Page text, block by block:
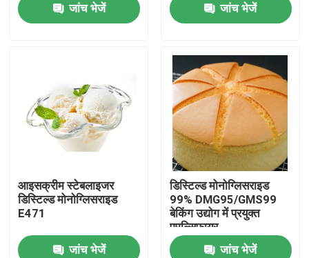
वीडियो
हमारे बारे में
कारखाना भ्रमण
जांच भेजें
जांच भेजें
आइसक्रीम स्टेबलाइजर
डिस्टिल्ड मोनोग्लिसराइड
E471
जांच भेजें
डिस्टिल्ड मोनोग्लिसराइड
99% DMG95/GMS99
बेकिंग उद्योग में प्रयुक्त
एमुल्सिफायर
जांच भेजें